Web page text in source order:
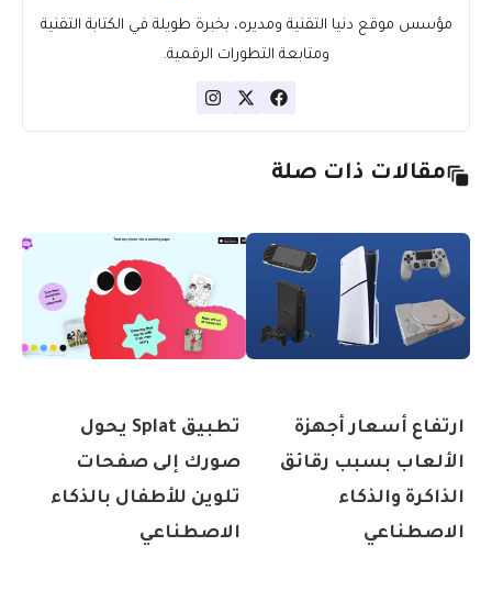
مؤسس موقع دنيا التقنية ومديره، بخبرة طويلة في الكتابة التقنية
ومتابعة التطورات الرقمية.
مقالات ذات صلة
ارتفاع أسعار أجهزة
الألعاب بسبب رقائق
الذاكرة والذكاء
الاصطناعي
تطبيق Splat يحول
صورك إلى صفحات
تلوين للأطفال بالذكاء
الاصطناعي